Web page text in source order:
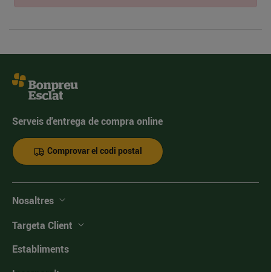
Serveis d'entrega de compra online
Comprovar el codi postal
Nosaltres
Targeta Client
Establiments